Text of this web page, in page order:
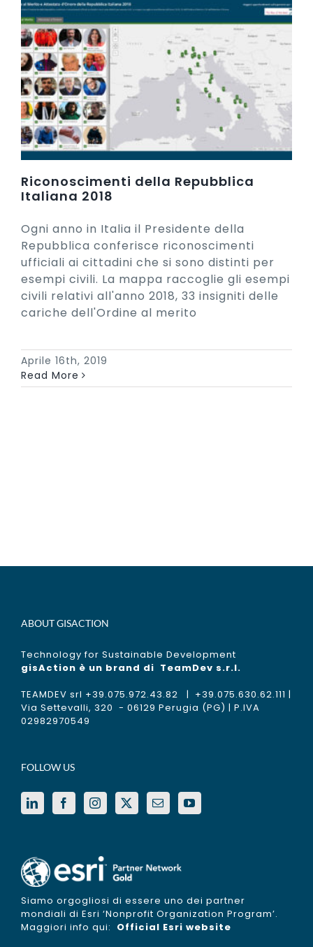
Riconoscimenti della Repubblica
Italiana 2018
Ogni anno in Italia il Presidente della
Repubblica conferisce riconoscimenti
ufficiali ai cittadini che si sono distinti per
esempi civili. La mappa raccoglie gli esempi
civili relativi all'anno 2018, 33 insigniti delle
cariche dell'Ordine al merito
Aprile 16th, 2019
Read More
ABOUT GISACTION
Technology for Sustainable Development
gisAction è un brand di TeamDev s.r.l.
TEAMDEV srl +39.075.972.43.82 | +39.075.630.62.111 |
Via Settevalli, 320 - 06129 Perugia (PG) | P.IVA
02982970549
FOLLOW US
Siamo orgogliosi di essere uno dei partner
mondiali di Esri ‘Nonprofit Organization Program’.
Maggiori info qui: Official Esri website